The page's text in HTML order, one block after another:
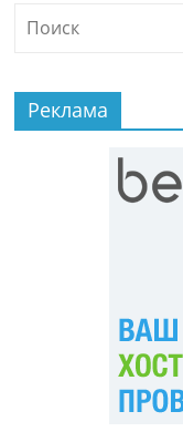
Реклама